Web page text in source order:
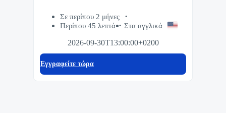
Σε περίπου 2 μήνες
Περίπου 45 λεπτά
Στα αγγλικά
2026-09-30T13:00:00+0200
Eγγραφείτε τώρα